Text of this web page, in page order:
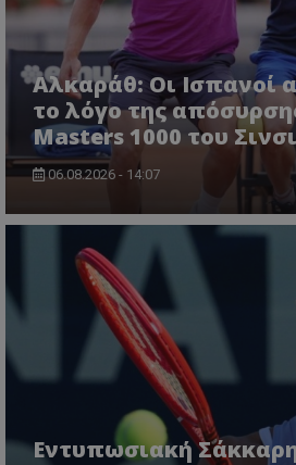
Αλκαράθ: Οι Ισπανοί
το λόγο της
Masters 1000 του
06.08.2026 - 14:07
Εντυπωσιακή